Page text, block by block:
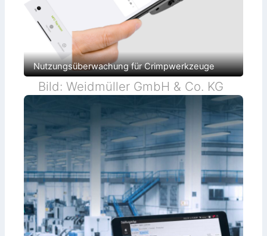
Nutzungsüberwachung für Crimpwerkzeuge
Bild: Weidmüller GmbH & Co. KG